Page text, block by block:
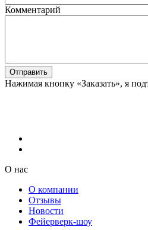
Комментарий
Отправить
Нажимая кнопку «Заказать», я
О нас
О компании
Отзывы
Новости
Фейерверк-шоу